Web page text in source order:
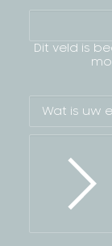
Dit veld is